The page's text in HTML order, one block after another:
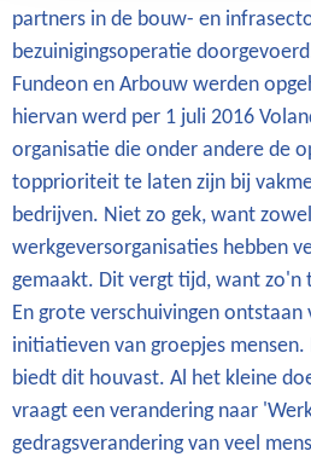
partners in de bouw- en
bezuinigingsoperatie
Fundeon en Arbouw werden
hiervan werd per 1 juli 2016
organisatie die onder andere de
topprioriteit te laten zijn bij
bedrijven. Niet zo gek, want
werkgeversorganisaties hebben
gemaakt. Dit vergt tijd, want zo'n
En grote verschuivingen
initiatieven van groepjes
biedt dit houvast. Al het kleine
vraagt een verandering naar
gedragsverandering van veel